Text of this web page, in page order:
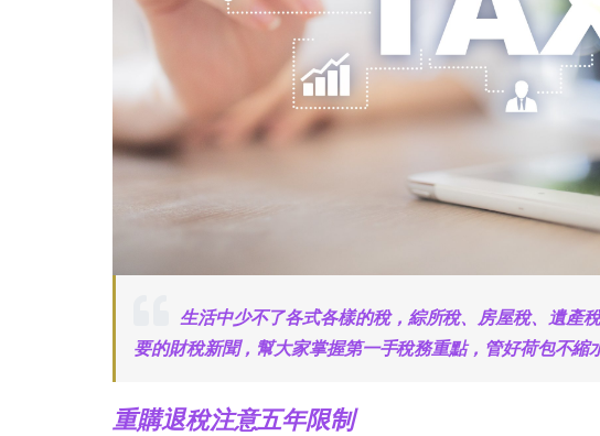
生活中少不了各式各樣的稅，綜所稅、房屋稅、遺
要的財稅新聞，幫大家掌握第一手稅務重點，管好荷包不縮
重購退稅注意五年限制